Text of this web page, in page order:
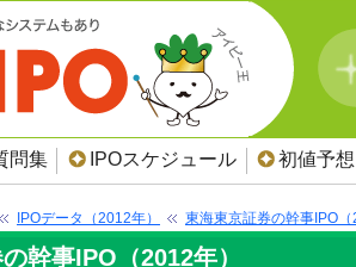
問集 IPOスケジュール 初値予想
IPOデータ（2012年） 東海東京証券の幹事IPO（
幹事IPO（2012年）